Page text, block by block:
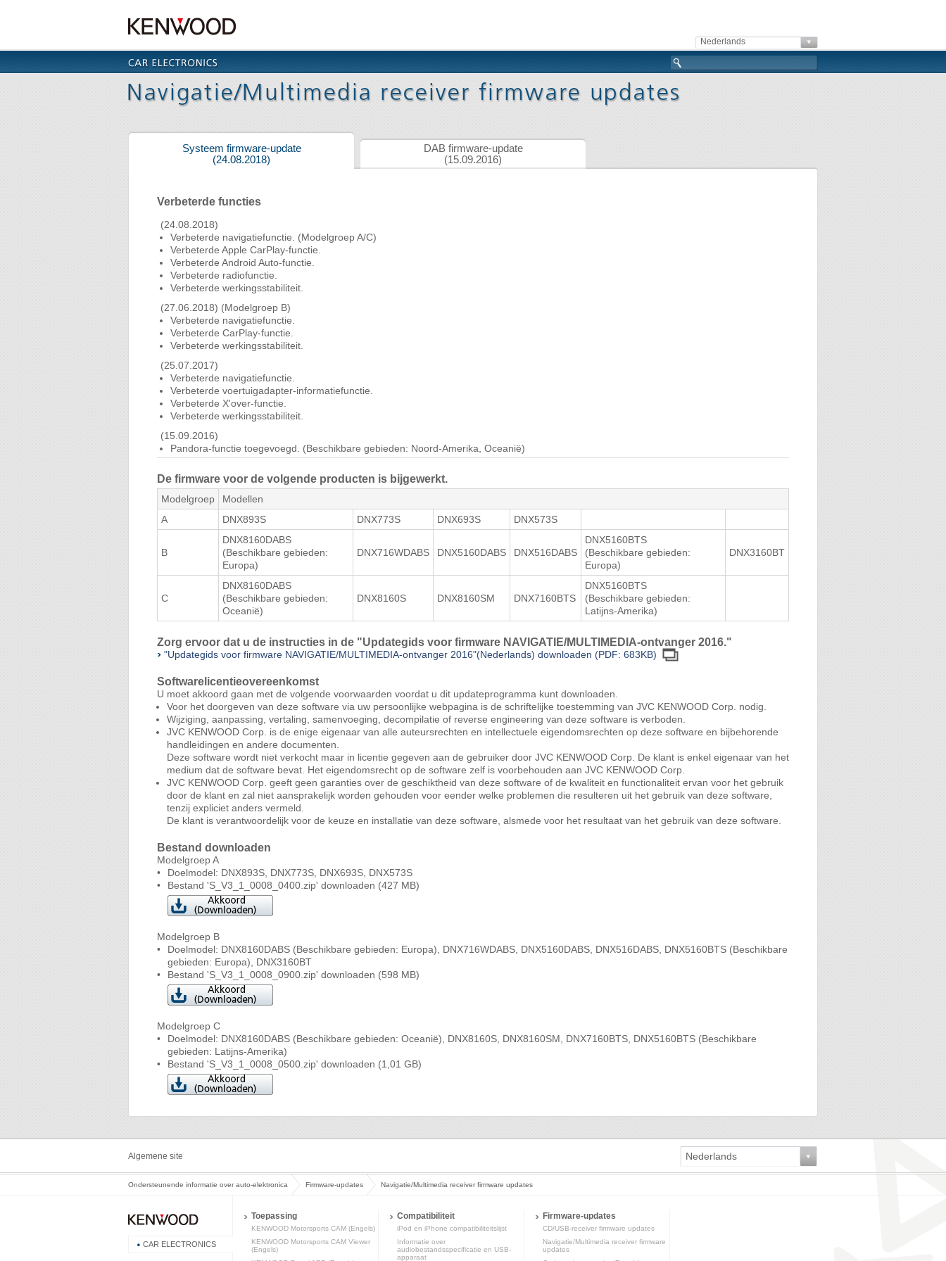
Nederlands
Systeem firmware-update
(24.08.2018)
DAB firmware-update
(15.09.2016)
Verbeterde functies
(24.08.2018)
Verbeterde navigatiefunctie. (Modelgroep A/C)
Verbeterde Apple CarPlay-functie.
Verbeterde Android Auto-functie.
Verbeterde radiofunctie.
Verbeterde werkingsstabiliteit.
(27.06.2018) (Modelgroep B)
Verbeterde navigatiefunctie.
Verbeterde CarPlay-functie.
Verbeterde werkingsstabiliteit.
(25.07.2017)
Verbeterde navigatiefunctie.
Verbeterde voertuigadapter-informatiefunctie.
Verbeterde X'over-functie.
Verbeterde werkingsstabiliteit.
(15.09.2016)
Pandora-functie toegevoegd. (Beschikbare gebieden: Noord-Amerika, Oceanië)
Spotify-functie toegevoegd.
Ondersteuning voor ”KENWOOD Smartphone Control”.
Verbeterde Mirroring/APPS-functie.
Verbeterde Apple CarPlay-functie.
Verbeterde Android Auto-functie. (Uitsluitend DNX893S, DNX773S, DNX716WDABS, DNX8160DABS, DNX516DABS, DNX8160S,
DNX8160SM)
Verbeterde USB/SD-functie.
Fout hersteld dat de afstandbediening op het stuur niet werkt. (Niet beschikbare gebieden: Noord-Amerika) (behalve DNX3160BT)
Verbeterde werkingsstabiliteit.
De gereviseerde handleiding kan hier worden gedownload.
(25.08.2016) Alleen Noord-Amerika
Ondersteuning voor ”KENWOOD Smartphone Control”.
Verbeterde Mirroring/APPS-functie.
Verbeterde Android Auto-functie. (Uitsluitend DNX893S, DNX773S)
Verbeterde USB/SD-functie.
Verbeterde SiriusXM-functie.
Verbeterde navigatiefunctie.
Verbeterde iDataLink-functie.
Verbeterde werkingsstabiliteit.
De firmware voor de volgende producten is bijgewerkt.
Modelgroep
Modellen
A
DNX893S DNX773S DNX693S DNX573S
B
DNX8160DABS
(Beschikbare gebieden:
Europa)
DNX716WDABS DNX5160DABS DNX516DABS
DNX5160BTS
(Beschikbare gebieden:
Europa)
DNX3160BT
C
DNX8160DABS
(Beschikbare gebieden:
Oceanië)
DNX8160S DNX8160SM DNX7160BTS
DNX5160BTS
(Beschikbare gebieden:
Latijns-Amerika)
Zorg ervoor dat u de instructies in de "Updategids voor firmware NAVIGATIE/MULTIMEDIA-ontvanger 2016."
"Updategids voor firmware NAVIGATIE/MULTIMEDIA-ontvanger 2016"(Nederlands) downloaden (PDF: 683KB)
Softwarelicentieovereenkomst
U moet akkoord gaan met de volgende voorwaarden voordat u dit updateprogramma kunt downloaden.
Voor het doorgeven van deze software via uw persoonlijke webpagina is de schriftelijke toestemming van JVC KENWOOD Corp. nodig.
Wijziging, aanpassing, vertaling, samenvoeging, decompilatie of reverse engineering van deze software is verboden.
JVC KENWOOD Corp. is de enige eigenaar van alle auteursrechten en intellectuele eigendomsrechten op deze software en bijbehorende
handleidingen en andere documenten.
Deze software wordt niet verkocht maar in licentie gegeven aan de gebruiker door JVC KENWOOD Corp. De klant is enkel eigenaar van het
medium dat de software bevat. Het eigendomsrecht op de software zelf is voorbehouden aan JVC KENWOOD Corp.
JVC KENWOOD Corp. geeft geen garanties over de geschiktheid van deze software of de kwaliteit en functionaliteit ervan voor het gebruik
door de klant en zal niet aansprakelijk worden gehouden voor eender welke problemen die resulteren uit het gebruik van deze software,
tenzij expliciet anders vermeld.
De klant is verantwoordelijk voor de keuze en installatie van deze software, alsmede voor het resultaat van het gebruik van deze software.
Bestand downloaden
Modelgroep A
•
Doelmodel: DNX893S, DNX773S, DNX693S, DNX573S
•
Bestand 'S_V3_1_0008_0400.zip' downloaden (427 MB)
Modelgroep B
•
Doelmodel: DNX8160DABS (Beschikbare gebieden: Europa), DNX716WDABS, DNX5160DABS, DNX516DABS, DNX5160BTS (Beschikbare
gebieden: Europa), DNX3160BT
•
Bestand 'S_V3_1_0008_0900.zip' downloaden (598 MB)
Modelgroep C
•
Doelmodel: DNX8160DABS (Beschikbare gebieden: Oceanië), DNX8160S, DNX8160SM, DNX7160BTS, DNX5160BTS (Beschikbare
gebieden: Latijns-Amerika)
•
Bestand 'S_V3_1_0008_0500.zip' downloaden (1,01 GB)
Algemene site Nederlands
Ondersteunende informatie over auto-elektronica Firmware-updates Navigatie/Multimedia receiver firmware updates
CAR ELECTRONICS
Toepassing
KENWOOD Motorsports CAM (Engels)
KENWOOD Motorsports CAM Viewer
(Engels)
Compatibiliteit
iPod en iPhone compatibiliteitslijst
Informatie over
audiobestandsspecificatie en USB-
apparaat
Firmware-updates
CD/USB-receiver firmware updates
Navigatie/Multimedia receiver firmware
updates